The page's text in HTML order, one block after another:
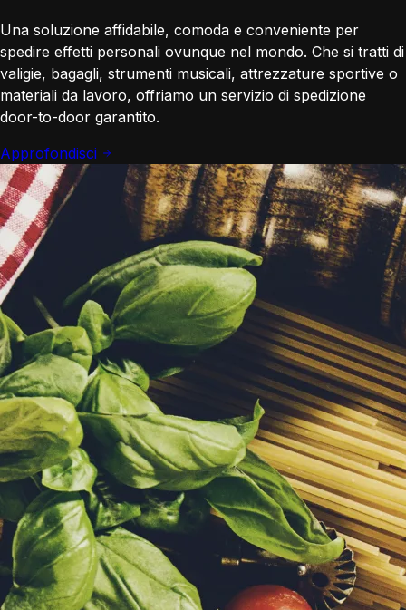
Una soluzione affidabile, comoda e conveniente per
spedire effetti personali ovunque nel mondo. Che si tratti di
valigie, bagagli, strumenti musicali, attrezzature sportive o
materiali da lavoro, offriamo un servizio di spedizione
door-to-door garantito.
Approfondisci